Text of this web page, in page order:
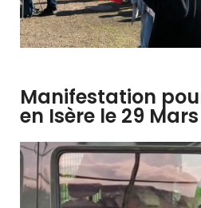
Manifestation
en Isère le 29